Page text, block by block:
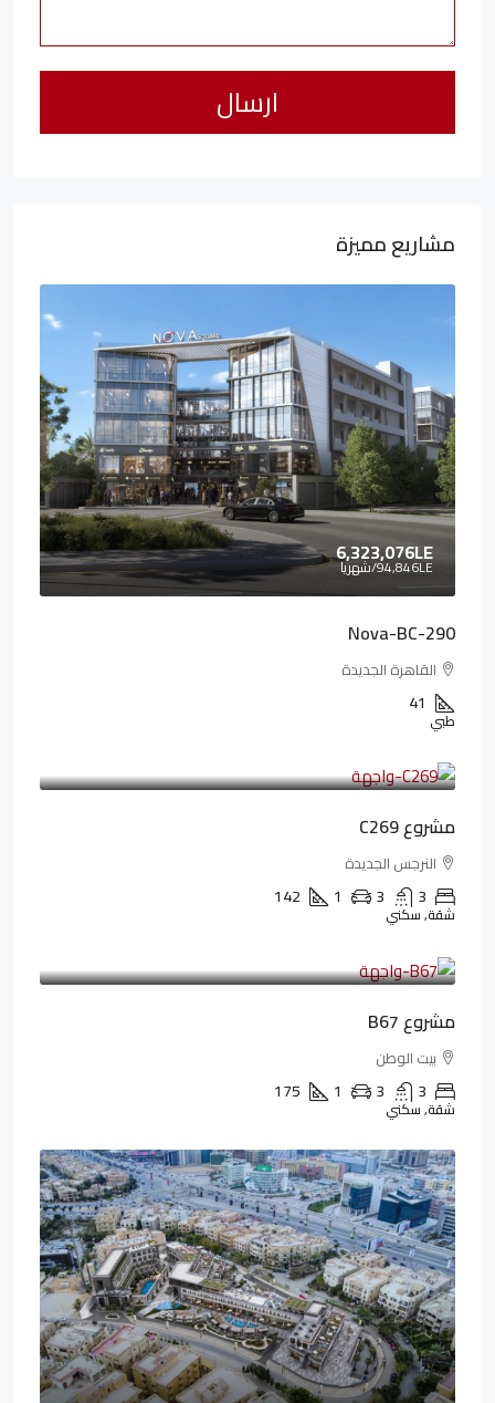
مشاريع مميزة
6,323,076LE
94,846LE/شهريا
Nova-BC-290
القاهرة الجديدة
41
طبي
مشروع C269
النرجس الجديدة
3
3
1
142
شقة, سكني
مشروع B67
بيت الوطن
3
3
1
175
شقة, سكني